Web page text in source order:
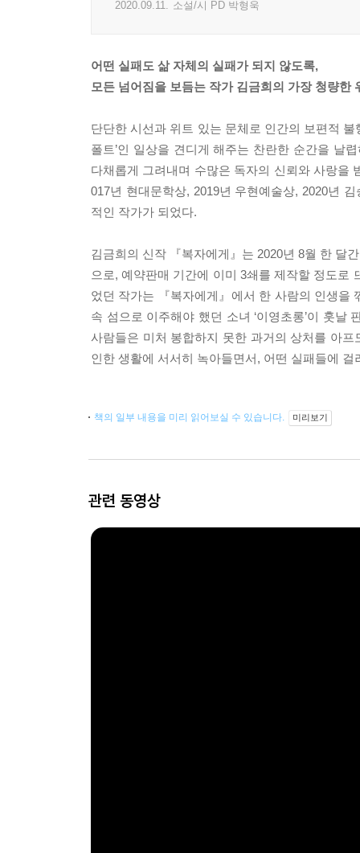
2020.09.11. 소설/시 PD 박형욱
어떤 실패도 삶 자체의 실패가 되지 않도록,
모든 넘어짐을 보듬는 작가 김금희의 가장 청량한
단단한 시선과 위트 있는 문체로 인간의 보편적
폴트’인 일상을 견디게 해주는 찬란한 순간을 날
다채롭게 그려내며 수많은 독자의 신뢰와 사랑을
017년 현대문학상, 2019년 우현예술상, 2020년
적인 작가가 되었다.
김금희의 신작 『복자에게』는 2020년 8월 한 달
으로, 예약판매 기간에 이미 3쇄를 제작할 정도로
었던 작가는 『복자에게』에서 한 사람의 인생을
속 섬으로 이주해야 했던 소녀 ‘이영초롱’이 훗
사람들은 미처 봉합하지 못한 과거의 상처를 아
인한 생활에 서서히 녹아들면서, 어떤 실패들에
책의 일부 내용을 미리 읽어보실 수 있습니다. 미리보기
관련 동영상